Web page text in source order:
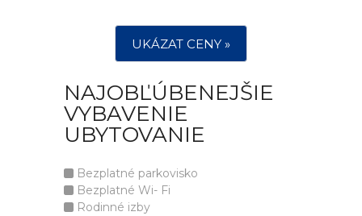
UKÁZAT CENY »
NAJOBĽÚBENEJŠIE
VYBAVENIE
UBYTOVANIE
Bezplatné parkovisko
Bezplatné Wi- Fi
Rodinné izby